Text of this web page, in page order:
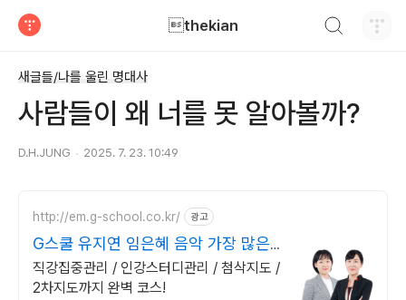
thekian
새글들/나를 울린 명대사
사람들이 왜 너를 못 알아볼까?
D.H.JUNG 2025. 7. 23. 10:49
http://em.g-school.co.kr/ 광고
G스쿨 유지연 임은혜 음악 가장 많은
합격자들의 추천
직강집중관리 / 인강스터디관리 / 첨삭지도 /
2차지도까지 완벽 코스!